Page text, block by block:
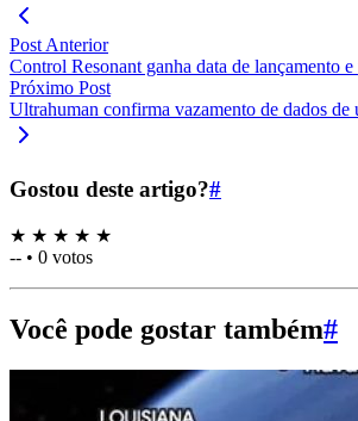
Post Anterior
Control Resonant ganha data de lançamento
Próximo Post
Ultrahuman confirma vazamento de dados de
Gostou deste artigo?#
★ ★ ★ ★ ★
-- • 0 votos
Você pode gostar também#